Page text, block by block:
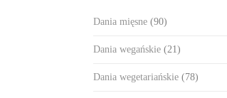
Dania mięsne (90)
Dania wegańskie (21)
Dania wegetariańskie (78)